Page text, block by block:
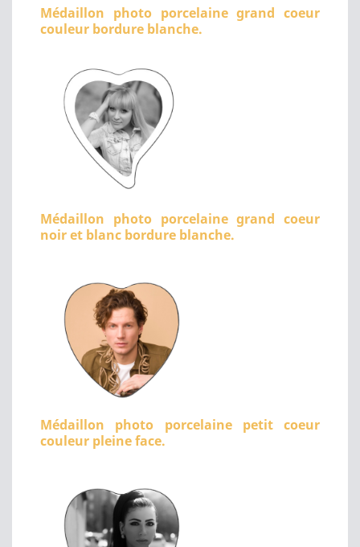
Médaillon photo porcelaine grand coeur
couleur bordure blanche.
Médaillon photo porcelaine grand coeur
noir et blanc bordure blanche.
Médaillon photo porcelaine petit coeur
couleur pleine face.